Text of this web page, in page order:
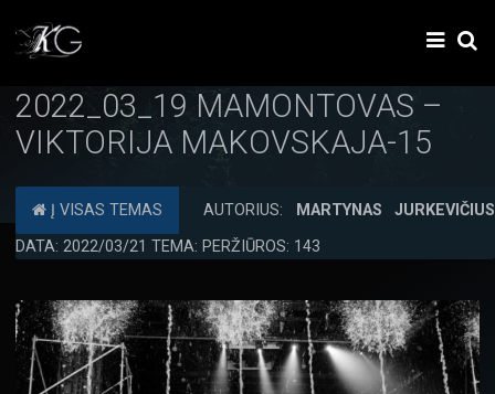
2022_03_19 MAMONTOVAS –
VIKTORIJA MAKOVSKAJA-15
Į VISAS TEMAS AUTORIUS:
MARTYNAS JURKEVIČIUS
DATA: 2022/03/21 TEMA: PERŽIŪROS: 143